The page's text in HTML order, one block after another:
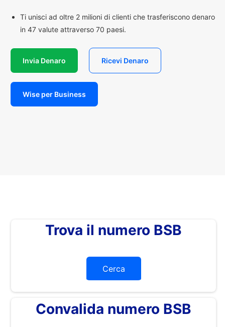
Ti unisci ad oltre 2 milioni di clienti che trasferiscono denaro
in 47 valute attraverso 70 paesi.
Invia Denaro Ricevi Denaro
Wise per Business
Trova il numero BSB
Cerca
Convalida numero BSB